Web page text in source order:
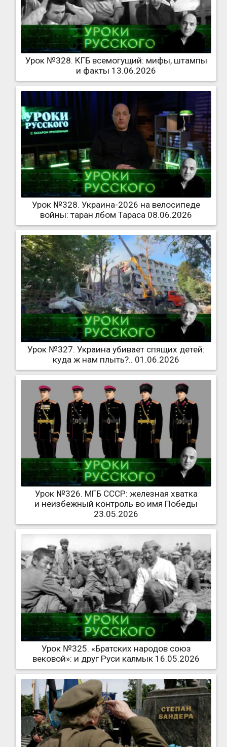
Урок №328. КГБ всемогущий: мифы, штампы
и факты 13.06.2026
Урок №328. Украина-2026 на велосипеде
войны: таран лбом Тараса 08.06.2026
Урок №327. Украина убивает спящих детей:
куда ж нам плыть?.. 01.06.2026
Урок №326. МГБ СССР: железная хватка
и неизбежный контроль во имя Победы
23.05.2026
Урок №325. «Братских народов союз
вековой»: и друг Руси калмык 16.05.2026